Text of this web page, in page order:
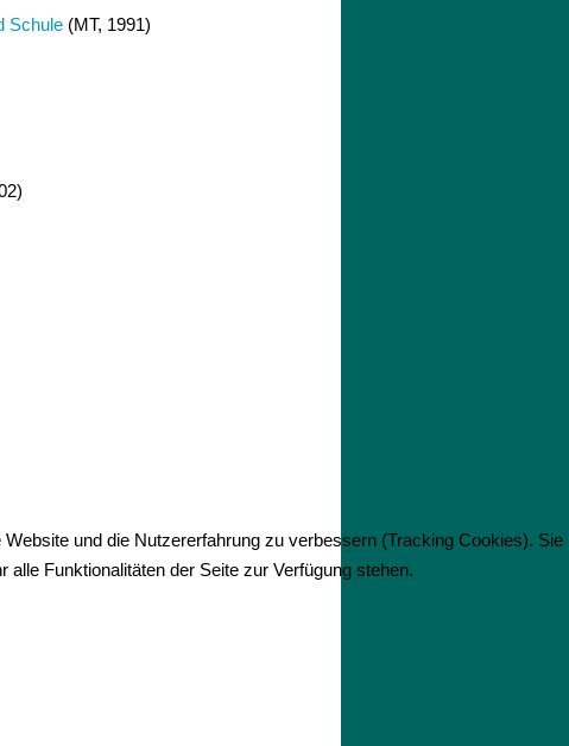
Schule (MT, 1991)
und die Nutzererfahrung zu verbessern (Tracking Cookies). Sie
Funktionalitäten der Seite zur Verfügung stehen.